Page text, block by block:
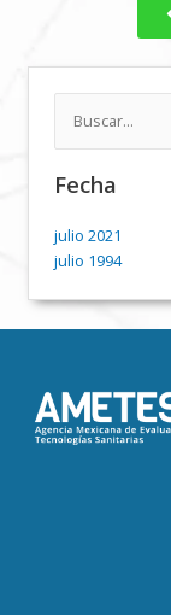
Buscar
por:
Fecha
julio 2021
julio 1994